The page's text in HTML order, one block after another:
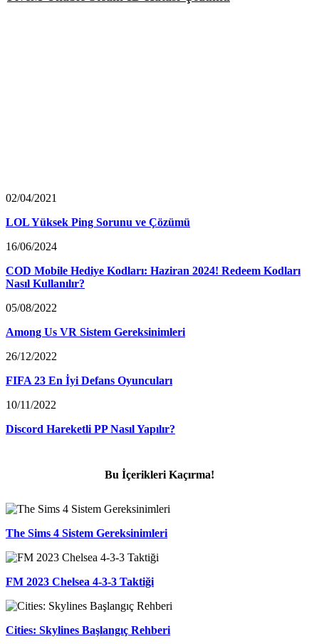
02/04/2021
LOL Yüksek Ping Sorunu ve Çözümü
16/06/2024
COD Mobile Hediye Kodları: Haziran 2024! Redeem Kodları
Nasıl Kullanılır?
05/08/2022
Among Us VR Sistem Gereksinimleri
26/12/2022
FIFA 23 En İyi Defans Oyuncuları
10/11/2022
Discord Hareketli PP Nasıl Yapılır?
Bu İçerikleri Kaçırma!
The Sims 4 Sistem Gereksinimleri
FM 2023 Chelsea 4-3-3 Taktiği
Cities: Skylines Başlangıç Rehberi